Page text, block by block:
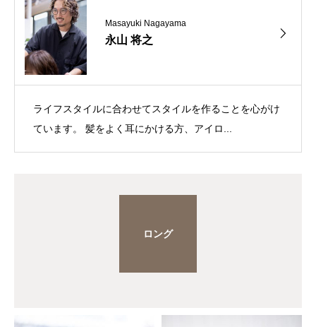
Masayuki Nagayama
永山 将之
ライフスタイルに合わせてスタイルを作ることを心がけ
ています。 髪をよく耳にかける方、アイロ...
ロング